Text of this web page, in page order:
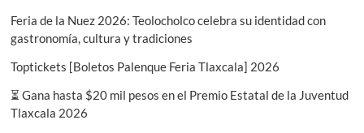
Feria de la Nuez 2026: Teolocholco celebra su identidad con
gastronomía, cultura y tradiciones
Toptickets [Boletos Palenque Feria Tlaxcala] 2026
⏳ Gana hasta $20 mil pesos en el Premio Estatal de la Juventud
Tlaxcala 2026